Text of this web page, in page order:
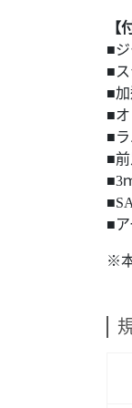
【
■
■
■
■
■ラ
■
■3
■
※